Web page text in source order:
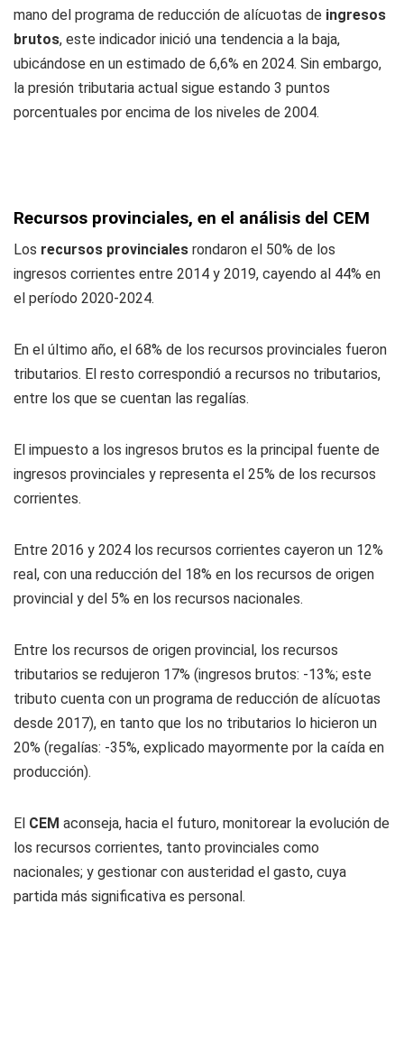
mano del programa de reducción de alícuotas de ingresos
brutos, este indicador inició una tendencia a la baja,
ubicándose en un estimado de 6,6% en 2024. Sin embargo,
la presión tributaria actual sigue estando 3 puntos
porcentuales por encima de los niveles de 2004.
Recursos provinciales, en el análisis del CEM
Los recursos provinciales rondaron el 50% de los
ingresos corrientes entre 2014 y 2019, cayendo al 44% en
el período 2020-2024.
En el último año, el 68% de los recursos provinciales fueron
tributarios. El resto correspondió a recursos no tributarios,
entre los que se cuentan las regalías.
El impuesto a los ingresos brutos es la principal fuente de
ingresos provinciales y representa el 25% de los recursos
corrientes.
Entre 2016 y 2024 los recursos corrientes cayeron un 12%
real, con una reducción del 18% en los recursos de origen
provincial y del 5% en los recursos nacionales.
Entre los recursos de origen provincial, los recursos
tributarios se redujeron 17% (ingresos brutos: -13%; este
tributo cuenta con un programa de reducción de alícuotas
desde 2017), en tanto que los no tributarios lo hicieron un
20% (regalías: -35%, explicado mayormente por la caída en
producción).
El CEM aconseja, hacia el futuro, monitorear la evolución de
los recursos corrientes, tanto provinciales como
nacionales; y gestionar con austeridad el gasto, cuya
partida más significativa es personal.